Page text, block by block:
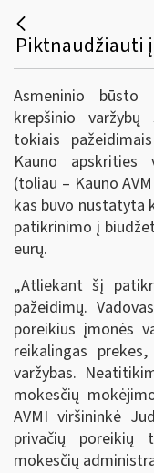
Asmeninio būsto
krepšinio
tokiais
Kauno apskrities
(toliau – Kauno
kas buvo nustatyta
patikrinimo į
eurų.
„Atliekant šį
pažeidimų.
poreikius įmonės
reikalingas
varžybas.
mokesčių
AVMI viršininkė
privačių poreikių
mokesčių